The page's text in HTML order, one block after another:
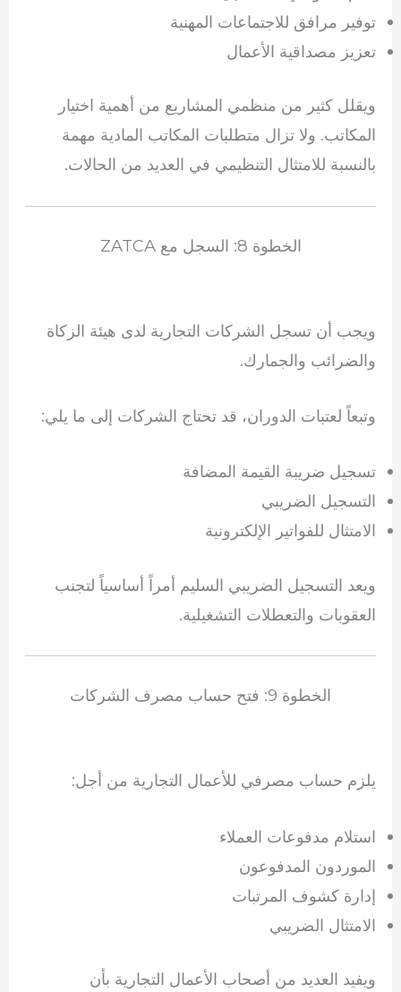
توفير مرافق للاجتماعات المهنية
تعزيز مصداقية الأعمال
ويقلل كثير من منظمي المشاريع من أهمية اختيار
المكاتب. ولا تزال متطلبات المكاتب المادية مهمة
بالنسبة للامتثال التنظيمي في العديد من الحالات.
الخطوة 8: السجل مع ZATCA
ويجب أن تسجل الشركات التجارية لدى هيئة الزكاة
والضرائب والجمارك.
وتبعاً لعتبات الدوران، قد تحتاج الشركات إلى ما يلي:
تسجيل ضريبة القيمة المضافة
التسجيل الضريبي
الامتثال للفواتير الإلكترونية
ويعد التسجيل الضريبي السليم أمراً أساسياً لتجنب
العقوبات والتعطلات التشغيلية.
الخطوة 9: فتح حساب مصرف الشركات
يلزم حساب مصرفي للأعمال التجارية من أجل:
استلام مدفوعات العملاء
الموردون المدفوعون
إدارة كشوف المرتبات
الامتثال الضريبي
ويفيد العديد من أصحاب الأعمال التجارية بأن